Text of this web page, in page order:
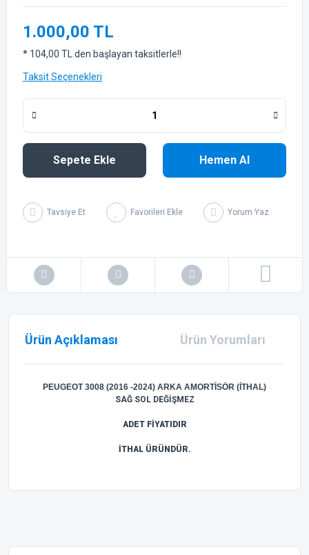
1.000,00 TL
* 104,00 TL den başlayan taksitlerle!!
Taksit Seçenekleri
Sepete Ekle Hemen Al
Tavsiye Et Yorum Yaz
Ürün Açıklaması Ürün Yorumları
PEUGEOT 3008 (2016 -2024) ARKA AMORTİSÖR (İTHAL)
SAĞ SOL DEĞİŞMEZ
ADET FİYATIDIR
İTHAL ÜRÜNDÜR.